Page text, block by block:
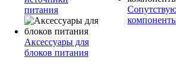
питания
Аксессуары для
блоков питания